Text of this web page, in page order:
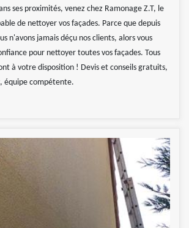
ses proximités, venez chez Ramonage Z.T, le
de nettoyer vos façades. Parce que depuis
n'avons jamais déçu nos clients, alors vous
pour nettoyer toutes vos façades. Tous
à votre disposition ! Devis et conseils gratuits,
équipe compétente.